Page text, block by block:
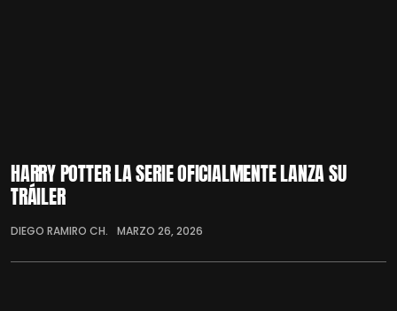
HARRY POTTER LA SERIE OFICIALMENTE LANZA SU
TRÁILER
DIEGO RAMIRO CH. MARZO 26, 2026